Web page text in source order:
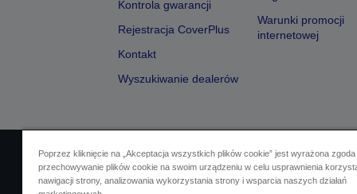
Kontrola gwarancji
Rejestracja CoverPlus
Kontakt
Wyszukiwanie dealerów
Warunki promocji
internetowej
Identyfikacja sprzedawcy Identyfikacja
Skontaktuj się z nami w
Poprzez kliknięcie na „Akceptacja wszystkich plików cookie” jest wyrażona zgoda
przechowywanie plików cookie na swoim urządzeniu w celu usprawnienia
nawigacji strony, analizowania wykorzystania strony i wsparcia naszych działań